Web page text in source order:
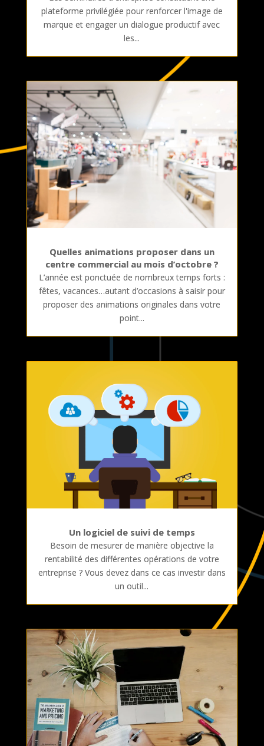
plateforme privilégiée pour renforcer l'image de
marque et engager un dialogue productif avec
les...
Quelles animations proposer dans un
centre commercial au mois d’octobre ?
L’année est ponctuée de nombreux temps forts :
fêtes, vacances…autant d’occasions à saisir pour
proposer des animations originales dans votre
point...
Un logiciel de suivi de temps
Besoin de mesurer de manière objective la
rentabilité des différentes opérations de votre
entreprise ? Vous devez dans ce cas investir dans
un outil...